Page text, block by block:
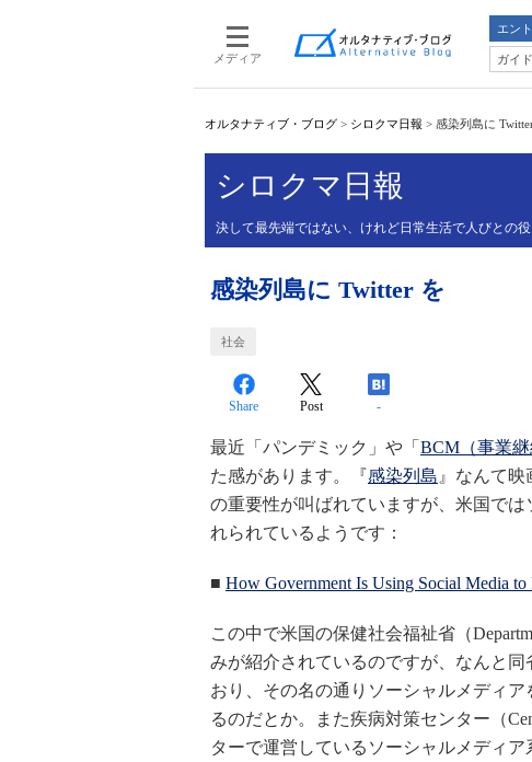
メディア
エン
ガイ
オルタナティブ・ブログ > シロクマ日報 > 感染列島に
シロクマ日報
決して最先端ではない、けれど日常生活で人びとの
感染列島に Twitter を
社会
Share Post -
最近「パンデミック」や「 BCM（事業継
た感があります。『感染列島 』なんて
の重要性が叫ばれていますが、米国で
れられているようです：
■ How Government Is Using Social Media to
この中で米国の保健社会福祉省（
みが紹介されているのですが、なんと
おり、その名の通りソーシャルメディ
るのだとか。また疾病対策センター（
ターで運営しているソーシャルメディ